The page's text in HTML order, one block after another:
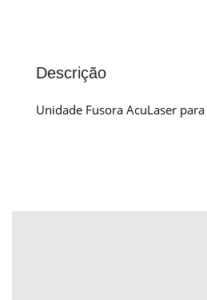
Descrição
Unidade Fusora AcuLaser